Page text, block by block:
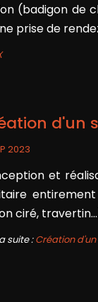
(badigon de
prise de
d'un
2023
et
ciré,
suite :Création